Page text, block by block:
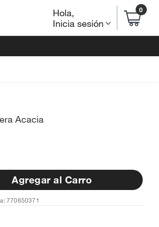
Hola,
Inicia sesión
0
Acacia
Agregar al Carro
770650371